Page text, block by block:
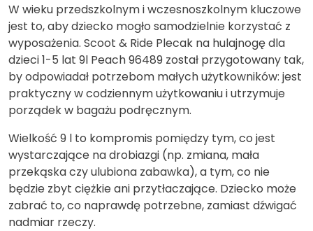
W wieku przedszkolnym i wczesnoszkolnym kluczowe
jest to, aby dziecko mogło samodzielnie korzystać z
wyposażenia. Scoot & Ride Plecak na hulajnogę dla
dzieci 1-5 lat 9l Peach 96489 został przygotowany tak,
by odpowiadał potrzebom małych użytkowników: jest
praktyczny w codziennym użytkowaniu i utrzymuje
porządek w bagażu podręcznym.
Wielkość 9 l to kompromis pomiędzy tym, co jest
wystarczające na drobiazgi (np. zmiana, mała
przekąska czy ulubiona zabawka), a tym, co nie
będzie zbyt ciężkie ani przytłaczające. Dziecko może
zabrać to, co naprawdę potrzebne, zamiast dźwigać
nadmiar rzeczy.